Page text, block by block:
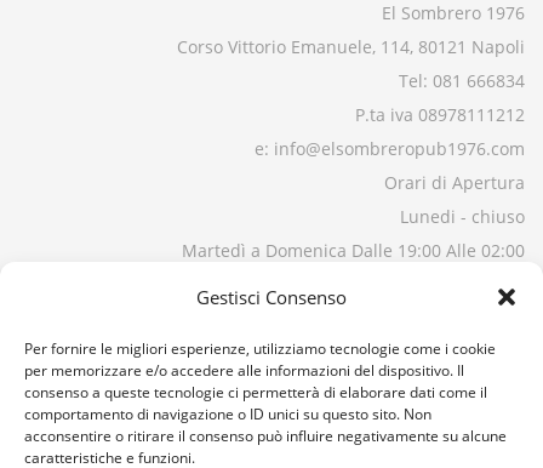
Gestisci Consenso
Per fornire le migliori esperienze, utilizziamo tecnologie come i cookie
per memorizzare e/o accedere alle informazioni del dispositivo. Il
consenso a queste tecnologie ci permetterà di elaborare dati come il
comportamento di navigazione o ID unici su questo sito. Non
acconsentire o ritirare il consenso può influire negativamente su alcune
caratteristiche e funzioni.
El Sombrero 1976
Corso Vittorio Emanuele, 114, 80121 Napoli
Tel: 081 666834
P.ta iva 08978111212
e: info@elsombreropub1976.com
Orari di Apertura
Lunedi - chiuso
Martedì a Domenica Dalle 19:00 Alle 02:00